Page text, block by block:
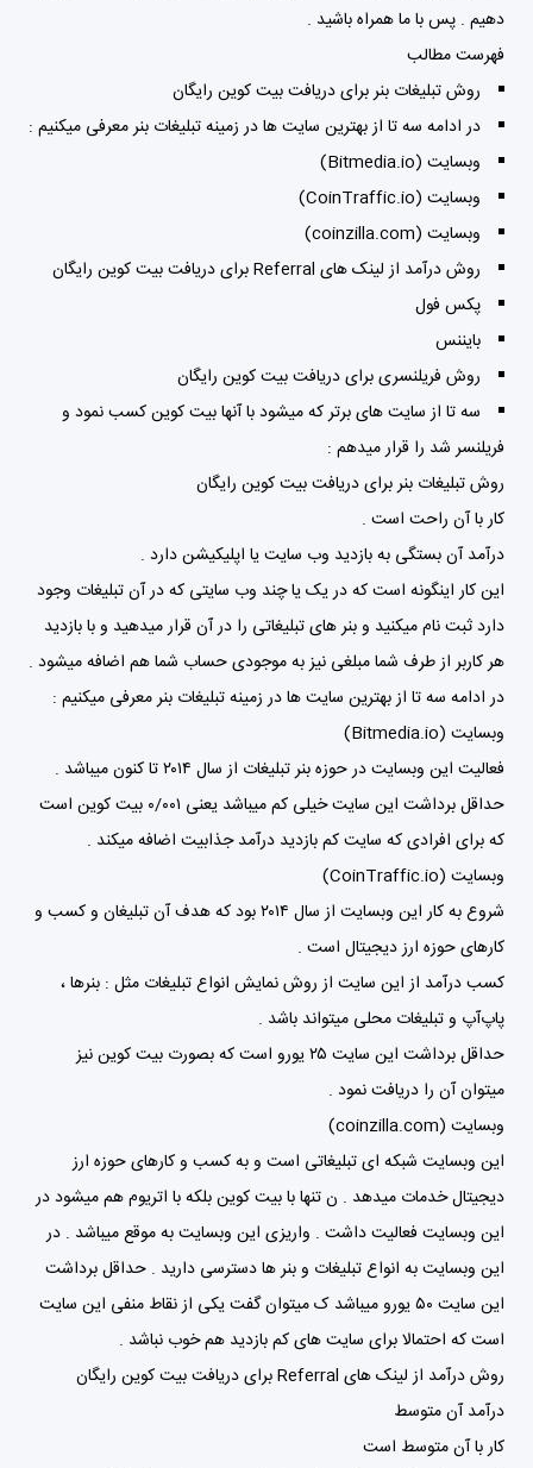
دهیم . پس با ما همراه باشید .
فهرست مطالب
روش تبلیغات بنر برای دریافت بیت کوین رایگان
در ادامه سه تا از بهترین سایت ها در زمینه تبلیغات بنر معرفی میکنیم :
وبسایت (Bitmedia.io)
وبسایت (CoinTraffic.io)
وبسایت (coinzilla.com)
روش درآمد از لینک های Referral برای دریافت بیت کوین رایگان
پکس فول
بایننس
روش فریلنسری برای دریافت بیت کوین رایگان
سه تا از سایت های برتر که میشود با آنها بیت کوین کسب نمود و
فریلنسر شد را قرار میدهم :
روش تبلیغات بنر برای دریافت بیت کوین رایگان
کار با آن راحت است .
درآمد آن بستگی به بازدید وب سایت یا اپلیکیشن دارد .
این کار اینگونه است که در یک یا چند وب سایتی که در آن تبلیغات وجود
دارد ثبت نام میکنید و بنر های تبلیغاتی را در آن قرار میدهید و با بازدید
هر کاربر از طرف شما مبلغی نیز به موجودی حساب شما هم اضافه میشود .
در ادامه سه تا از بهترین سایت ها در زمینه تبلیغات بنر معرفی میکنیم :
وبسایت (Bitmedia.io)
فعالیت این وبسایت در حوزه بنر تبلیغات از سال ۲۰۱۴ تا کنون میباشد .
حداقل برداشت این سایت خیلی کم میباشد یعنی ۰/۰۰۱ بیت کوین است
که برای افرادی که سایت کم بازدید درآمد جذابیت اضافه میکند .
وبسایت (CoinTraffic.io)
شروع به کار این وبسایت از سال ۲۰۱۴ بود که هدف آن تبلیغان و کسب و
کارهای حوزه ارز دیجیتال است .
کسب درآمد از این سایت از روش نمایش انواع تبلیغات مثل : بنرها ،
پاپ‌آپ و تبلیغات محلی میتواند باشد .
حداقل برداشت این سایت ۲۵ یورو است که بصورت بیت کوین نیز
میتوان آن را دریافت نمود .
وبسایت (coinzilla.com)
این وبسایت شبکه ای تبلیغاتی است و به کسب و کارهای حوزه ارز
دیجیتال خدمات میدهد . ن تنها با بیت کوین بلکه با اتریوم هم میشود در
این وبسایت فعالیت داشت . واریزی این وبسایت به موقع میباشد . در
این وبسایت به انواع تبلیغات و بنر ها دسترسی دارید . حداقل برداشت
این سایت ۵۰ یورو میباشد ک میتوان گفت یکی از نقاط منفی این سایت
است که احتمالا برای سایت های کم بازدید هم خوب نباشد .
روش درآمد از لینک های Referral برای دریافت بیت کوین رایگان
درآمد آن متوسط
کار با آن متوسط است